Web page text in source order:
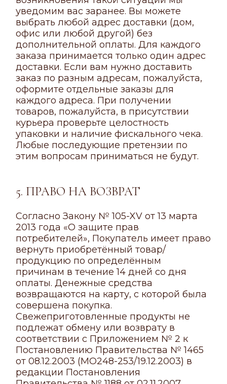
уведомим вас заранее. Вы можете
выбрать любой адрес доставки (дом,
офис или любой другой) без
дополнительной оплаты. Для каждого
заказа принимается только один адрес
доставки. Если вам нужно доставить
заказ по разным адресам, пожалуйста,
оформите отдельные заказы для
каждого адреса. При получении
товаров, пожалуйста, в присутствии
курьера проверьте целостность
упаковки и наличие фискального чека.
Любые последующие претензии по
этим вопросам приниматься не будут.
5. ПРАВО НА ВОЗВРАТ
Согласно Закону № 105-XV от 13 марта
2013 года «О защите прав
потребителей», Покупатель имеет право
вернуть приобретённый товар/
продукцию по определённым
причинам в течение 14 дней со дня
оплаты. Денежные средства
возвращаются на карту, с которой была
совершена покупка.
Свежеприготовленные продукты не
подлежат обмену или возврату в
соответствии с Приложением № 2 к
Постановлению Правительства № 1465
от 08.12.2003 (MO248-253/19.12.2003) в
редакции Постановления